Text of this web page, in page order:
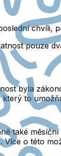
chvíli,
pouze
byla
to
také
o této